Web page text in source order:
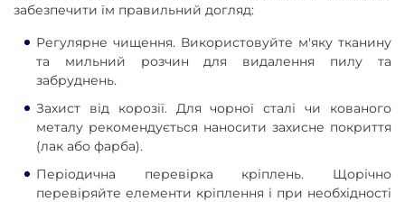
забезпечити їм правильний догляд:
Регулярне чищення. Використовуйте м'яку тканину
та мильний розчин для видалення пилу та
забруднень.
Захист від корозії. Для чорної сталі чи кованого
металу рекомендується наносити захисне покриття
(лак або фарба).
Періодична перевірка кріплень. Щорічно
перевіряйте елементи кріплення і при необхідності